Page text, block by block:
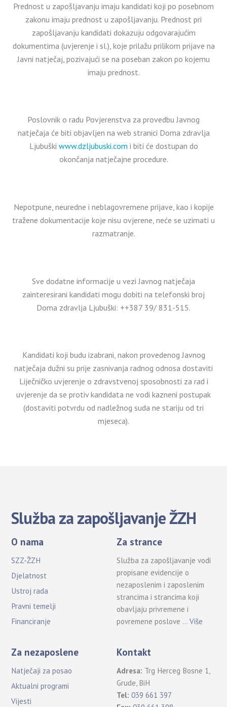
Prednost u zapošljavanju imaju kandidati koji po posebnom
zakonu imaju prednost u zapošljavanju. Prednost pri
zapošljavanju kandidati dokazuju odgovarajućim
dokumentima (uvjerenje i sl.), koje prilažu prilikom prijave na
Javni natječaj, pozivajući se na poseban zakon po kojemu
imaju prednost.
Poslovnik o radu Povjerenstva za provedbu Javnog
natječaja će biti objavljen na web stranici Doma zdravlja
Ljubuški www.dzljubuski.com i biti će dostupan do
okončanja natječajne procedure.
Nepotpune, neuredne i neblagovremene prijave, kao i kopije
tražene dokumentacije koje nisu ovjerene, neće se uzimati u
razmatranje.
Sve dodatne informacije u vezi Javnog natječaja
zainteresirani kandidati mogu dobiti na telefonski broj
Doma zdravlja Ljubuški: ++387 39/ 831-515.
Kandidati koji budu izabrani, nakon provedenog Javnog
natječaja dužni su prije zasnivanja radnog odnosa dostaviti
Liječničko uvjerenje o zdravstvenoj sposobnosti za rad i
uvjerenje da se protiv kandidata ne vodi kazneni postupak
(dostaviti potvrdu od nadležnog suda ne stariju od tri
mjeseca).
Služba za zapošljavanje ŽZH
O nama
SZZ-ŽZH
Djelatnost
Ustroj rada
Pravni temelji
Financiranje
Za strance
Služba za zapošljavanje vodi
propisane evidencije o
nezaposlenim i zaposlenim
strancima i strancima koji
obavljaju privremene i
povremene poslove …Više
Za nezaposlene
Natječaji za posao
Aktualni programi
Vijesti
Kontakt
Adresa: Trg Herceg Bosne 1,
Grude, BiH
Tel: 039 661 397